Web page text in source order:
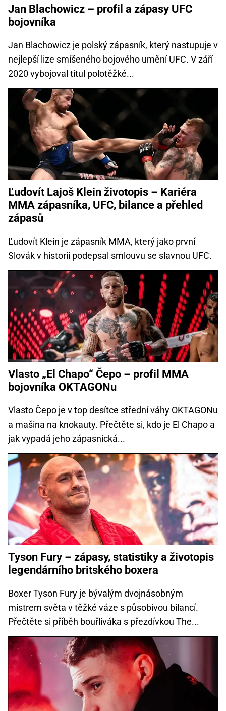
Jan Blachowicz – profil a zápasy UFC
bojovníka
Jan Blachowicz je polský zápasník, který nastupuje v
nejlepší lize smíšeného bojového umění UFC. V září
2020 vybojoval titul polotěžké...
Ľudovít Lajoš Klein životopis – Kariéra
MMA zápasníka, UFC, bilance a přehled
zápasů
Ľudovít Klein je zápasník MMA, který jako první
Slovák v historii podepsal smlouvu se slavnou UFC.
Vlasto „El Chapo“ Čepo – profil MMA
bojovníka OKTAGONu
Vlasto Čepo je v top desítce střední váhy OKTAGONu
a mašina na knokauty. Přečtěte si, kdo je El Chapo a
jak vypadá jeho zápasnická...
Tyson Fury – zápasy, statistiky a životopis
legendárního britského boxera
Boxer Tyson Fury je bývalým dvojnásobným
mistrem světa v těžké váze s působivou bilancí.
Přečtěte si příběh bouřliváka s přezdívkou The...